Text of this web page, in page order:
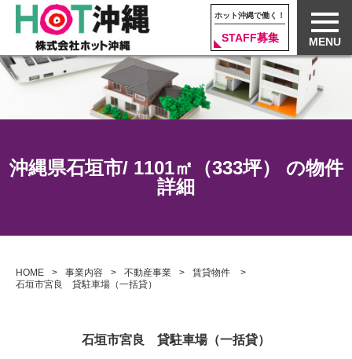
ホット沖縄で働く！
STAFF募集 MENU
沖縄県石垣市/ 1101㎡（333坪） の物件
詳細
HOME 事業内容 不動産事業
賃貸物件
石垣市宮良 貸駐車場（一括貸）
石垣市宮良 貸駐車場（一括貸）